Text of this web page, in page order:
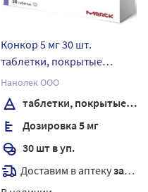
Конкор 5 мг 30 шт.
таблетки, покрытые
пленочной оболочкой
Нанолек ООО
таблетки, покрытые пленочной оболочкой
Дозировка 5 мг
30 шт в уп.
Доставим в аптекузавтра